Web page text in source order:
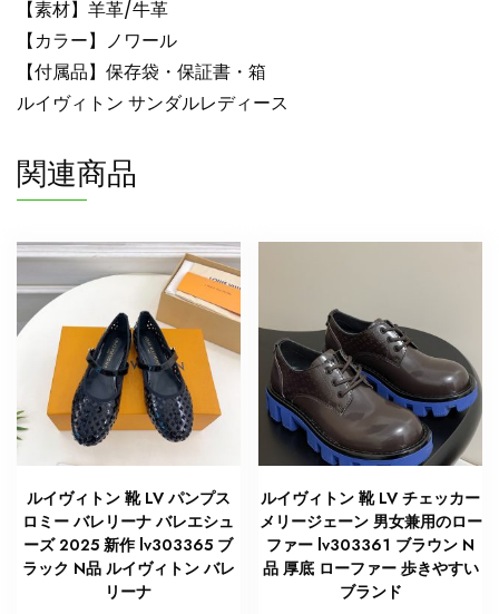
ー
ル
lv303406
ル
ィ
ト
村
上
2025
扱
い
舗
個
【素材】羊革/牛革
【カラー】ノワール
【付属品】保存袋・保証書・箱
ルイヴィトン サンダルレディース
関連商品
ルイヴィトン 靴 LV パンプス
ロミー バレリーナ バレエシュ
ーズ 2025 新作 lv303365 ブ
ラック N品 ルイヴィトン バレ
リーナ
ルイヴィトン 靴 LV チェッカー
メリージェーン 男女兼用のロー
ファー lv303361 ブラウン N
品 厚底 ローファー 歩きやすい
ブランド